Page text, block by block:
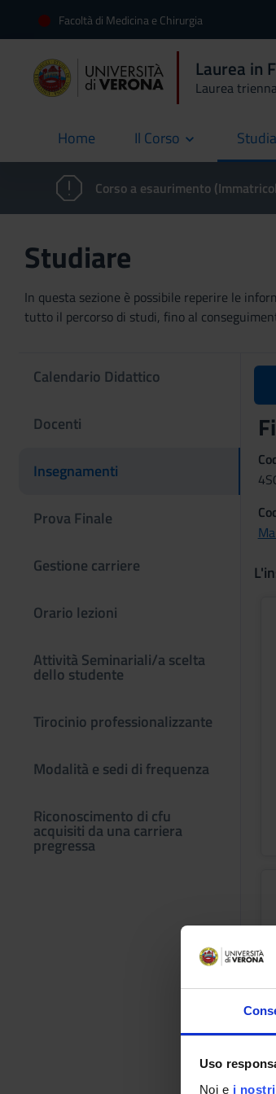
Uso
Noi e i
Facoltà di Medicina e Chirurgia
Laurea in
Laurea
Home
current Il Corso
Corso a esaurimento
Studiare
In questa sezione è possibile reperire le
tutto il percorso di studi, fino al
Calendario Didattico
Docenti
Insegnamenti
Prova Finale
Gestione carriere
Orario lezioni
Attività Seminariali/a scelta
dello studente
Tirocinio professionalizzante
Modalità e sedi di frequenza
Riconoscimento di cfu
acquisiti da una carriera
pregressa